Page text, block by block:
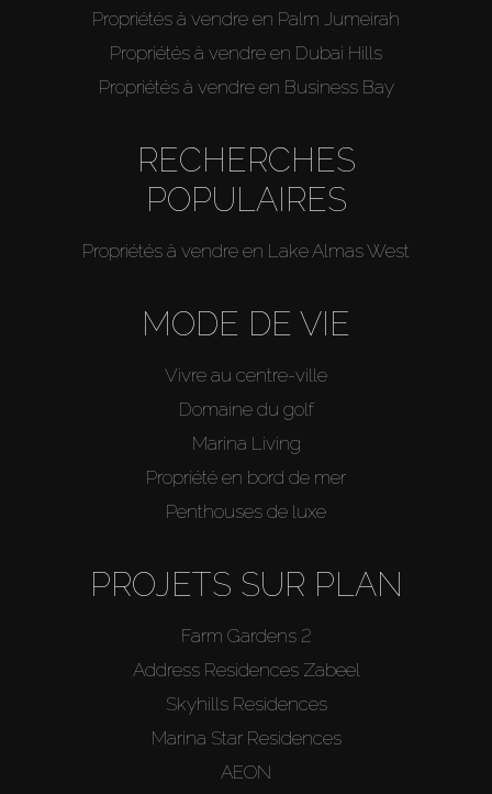
Propriétés à vendre en Palm Jumeirah
Propriétés à vendre en Dubai Hills
Propriétés à vendre en Business Bay
RECHERCHES
POPULAIRES
Propriétés à vendre en Lake Almas West
MODE DE VIE
Vivre au centre-ville
Domaine du golf
Marina Living
Propriété en bord de mer
Penthouses de luxe
PROJETS SUR PLAN
Farm Gardens 2
Address Residences Zabeel
Skyhills Residences
Marina Star Residences
AEON